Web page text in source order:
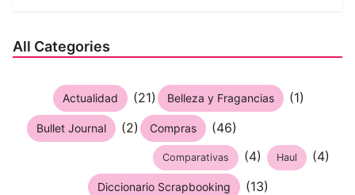
All Categories
Actualidad (21) Belleza y Fragancias (1)
Bullet Journal (2) Compras (46)
Comparativas (4) Haul (4)
Diccionario Scrapbooking (13)